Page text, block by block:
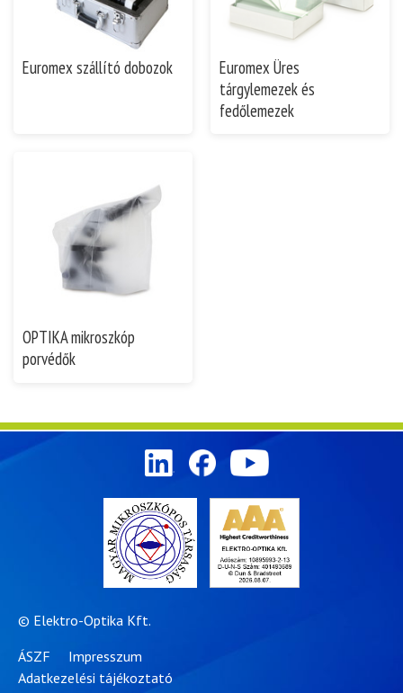
Euromex szállító dobozok
Euromex Üres
tárgylemezek és
fedőlemezek
OPTIKA mikroszkóp
porvédők
© Elektro-Optika Kft.
ÁSZF
Impresszum
Adatkezelési tájékoztató